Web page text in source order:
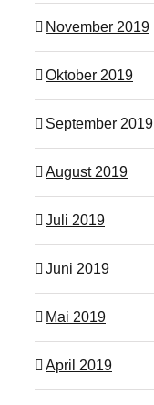
November 2019
Oktober 2019
September 2019
August 2019
Juli 2019
Juni 2019
Mai 2019
April 2019